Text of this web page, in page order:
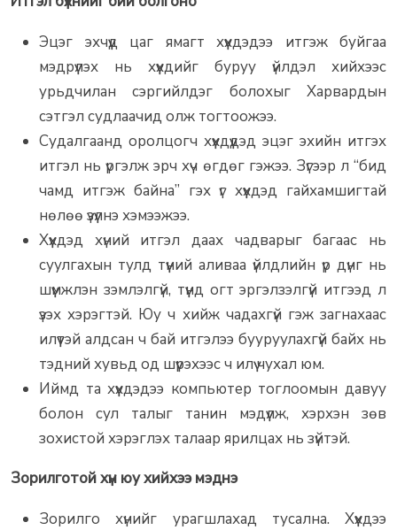
Эцэг эхчүүд цаг ямагт хүүхдэдээ итгэж буйгаа
мэдрүүлэх нь хүүхдийг буруу үйлдэл хийхээс
урьдчилан сэргийлдэг болохыг Харвардын
сэтгэл судлаачид олж тогтоожээ.
Судалгаанд оролцогч хүүхдүүдэд эцэг эхийн итгэх
итгэл нь үргэлж эрч хүч өгдөг гэжээ. Зүгээр л “бид
чамд итгэж байна” гэх үг хүүхдэд гайхамшигтай
нөлөө үзүүлнэ хэмээжээ.
Хүүхдэд хүний итгэл даах чадварыг багаас нь
суулгахын тулд түүний аливаа үйлдлийн үр дүнг нь
шүүмжлэн зэмлэлгүй, түүнд огт эргэлзэлгүй итгээд л
үзэх хэрэгтэй. Юу ч хийж чадахгүй гэж загнахаас
илүүтэй алдсан ч бай итгэлээ бууруулахгүй байх нь
тэдний хувьд од шүүрэхээс ч илүү чухал юм.
Иймд та хүүхдэдээ компьютер тоглоомын давуу
болон сул талыг танин мэдүүлж, хэрхэн зөв
зохистой хэрэглэх талаар ярилцах нь зүйтэй.
Зорилготой хүн юу хийхээ мэднэ
Зорилго хүнийг урагшлахад тусална. Хүүхдээ